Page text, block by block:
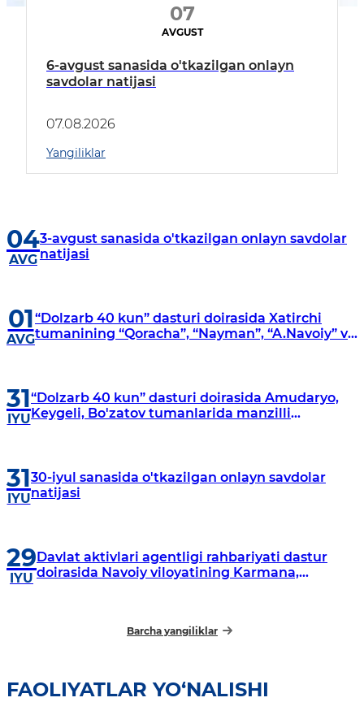
07
AVGUST
6-avgust sanasida o'tkazilgan onlayn
savdolar natijasi
07.08.2026
Yangiliklar
04
AVG
3-avgust sanasida o'tkazilgan onlayn savdolar
natijasi
01
AVG
“Dolzarb 40 kun” dasturi doirasida Xatirchi
tumanining “Qoracha”, “Nayman”, “A.Navoiy” va
31
IYU
“Dolzarb 40 kun” dasturi doirasida Amudaryo,
Keygeli, Bo'zatov tumanlarida manzilli
31
IYU
30-iyul sanasida o'tkazilgan onlayn savdolar
natijasi
29
IYU
Davlat aktivlari agentligi rahbariyati dastur
doirasida Navoiy viloyatining Karmana,
Barcha yangiliklar
FAOLIYATLAR YO‘NALISHI